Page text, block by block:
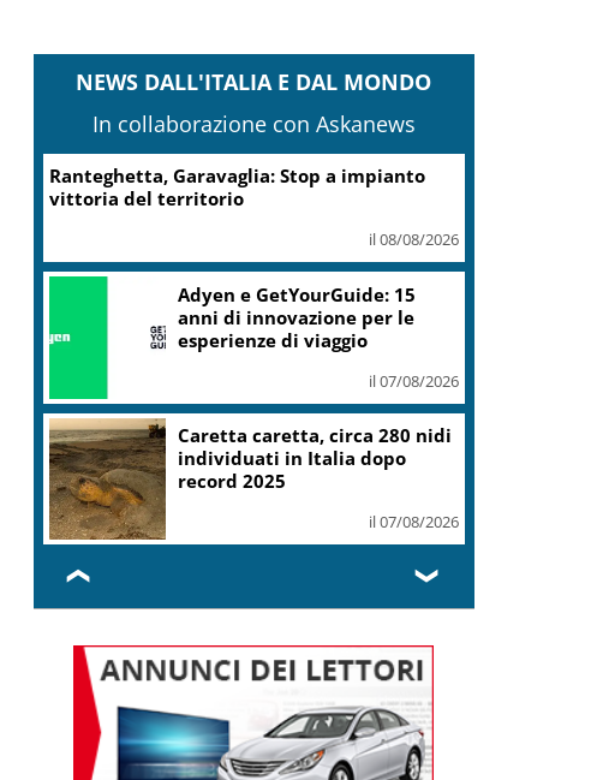
NEWS DALL'ITALIA E DAL MONDO
In collaborazione con Askanews
Turismo, Osservatorio
Telepass: +20% di interesse
il 07/08/2026
Mic, Liguria: 5,8 mln da piano Grandi
Progetti Beni Culturali
il 07/08/2026
Mondiali Wakeboard: primo
oro è azzurro, Noa Gualtieri
campione Under 14
il 07/08/2026
❮ ❯